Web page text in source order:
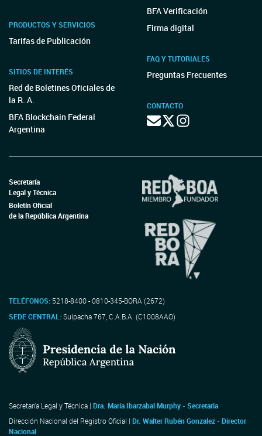
PRODUCTOS Y SERVICIOS
Tarifas de Publicación
SITIOS DE INTERÉS
Red de Boletines Oficiales de
la R. A.
BFA Blockchain Federal
Argentina
BFA Verificación
Firma digital
FAQ Y TUTORIALES
Preguntas Frecuentes
CONTACTO
Secretaría
Legal y Técnica
Boletín Oficial
de la República Argentina
TELÉFONOS: 5218-8400 - 0810-345-BORA (2672)
SEDE CENTRAL:Suipacha 767, C.A.B.A. (C1008AAO)
Secretaría Legal y Técnica | Dra. María Ibarzabal Murphy - Secretaria
Dirección Nacional del Registro Oficial | Dr. Walter Rubén Gonzalez - Director
Nacional